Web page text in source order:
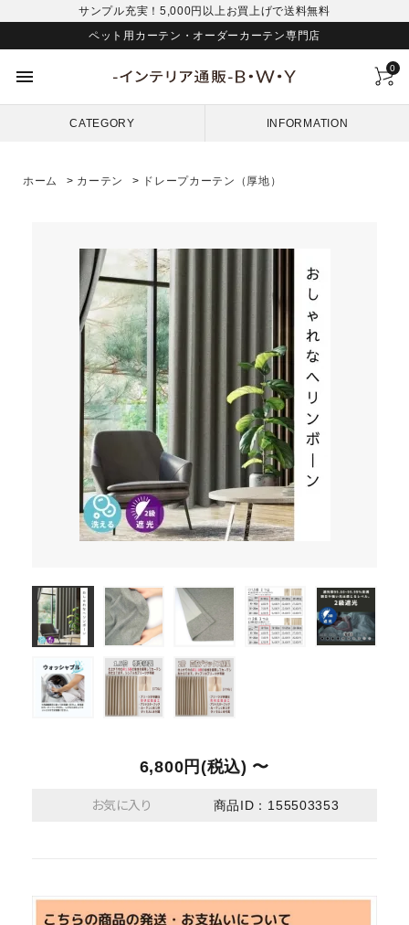
サンプル充実！5,000円以上お買上げで送料無料
ペット用カーテン・オーダーカーテン専門店
menu 0
CATEGORY INFORMATION
ホーム > カーテン > ドレープカーテン（厚地）
6,800円(税込) 〜
お気に入り 商品ID：155503353